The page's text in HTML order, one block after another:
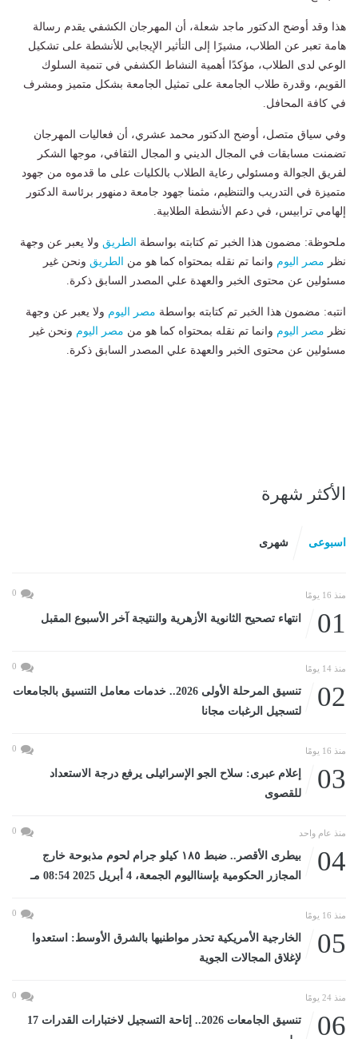
هذا وقد أوضح الدكتور ماجد شعلة، أن المهرجان الكشفي يقدم رسالة
هامة تعبر عن الطلاب، مشيرًا إلى التأثير الإيجابي للأنشطة على تشكيل
الوعي لدى الطلاب، مؤكدًا أهمية النشاط الكشفي في تنمية السلوك
القويم، وقدرة طلاب الجامعة على تمثيل الجامعة بشكل متميز ومشرف
في كافة المحافل.
وفي سياق متصل، أوضح الدكتور محمد عشري، أن فعاليات المهرجان
تضمنت مسابقات في المجال الديني و المجال الثقافي، موجها الشكر
لفريق الجوالة ومسئولي رعاية الطلاب بالكليات على ما قدموه من جهود
متميزة في التدريب والتنظيم، مثمنا جهود جامعة دمنهور برئاسة الدكتور
إلهامي ترابيس، في دعم الأنشطة الطلابية.
ملحوظة: مضمون هذا الخبر تم كتابته بواسطة الطريق ولا يعبر عن وجهة
نظر مصر اليوم وانما تم نقله بمحتواه كما هو من الطريق ونحن غير
مسئولين عن محتوى الخبر والعهدة علي المصدر السابق ذكرة.
انتبه: مضمون هذا الخبر تم كتابته بواسطة مصر اليوم ولا يعبر عن وجهة
نظر مصر اليوم وانما تم نقله بمحتواه كما هو من مصر اليوم ونحن غير
مسئولين عن محتوى الخبر والعهدة علي المصدر السابق ذكرة.
الأكثر شهرة
اسبوعى شهرى
منذ 16 يومًا 0
01 انتهاء تصحيح الثانوية الأزهرية والنتيجة آخر الأسبوع المقبل
منذ 14 يومًا 0
02
تنسيق المرحلة الأولى 2026.. خدمات معامل التنسيق بالجامعات
لتسجيل الرغبات مجانا
منذ 16 يومًا 0
03
إعلام عبرى: سلاح الجو الإسرائيلى يرفع درجة الاستعداد
للقصوى
منذ عام واحد 0
04
بيطرى الأقصر.. ضبط ١٨٥ كيلو جرام لحوم مذبوحة خارج
المجازر الحكومية بإسنااليوم الجمعة، 4 أبريل 2025 08:54 مـ
منذ 16 يومًا 0
05
الخارجية الأمريكية تحذر مواطنيها بالشرق الأوسط: استعدوا
لإغلاق المجالات الجوية
منذ 24 يومًا 0
06
تنسيق الجامعات 2026.. إتاحة التسجيل لاختبارات القدرات 17